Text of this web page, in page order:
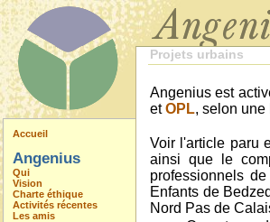
Accueil
Angenius
Qui
Vision
Charte éthique
Activités récentes
Les amis
Projets urbains
Angenius est
etOPL, selon
Voir l'article paru
ainsi que le
professionnels
Enfants de
Nord Pas de